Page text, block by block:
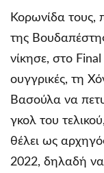
Κορωνίδα τους,
της
νίκησε, στο
ουγγρικές, τη
Βασούλα να
γκολ του
θέλει ως
2022, δηλαδή